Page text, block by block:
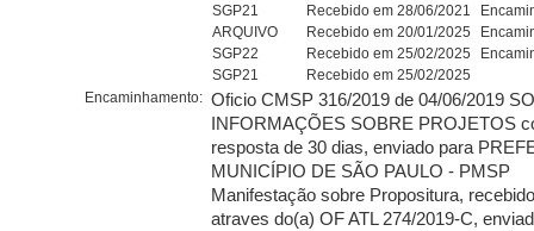
SGP21
Recebido em 28/06/2021
ARQUIVO
Recebido em 20/01/2025
SGP22
Recebido em 25/02/2025
SGP21
Recebido em 25/02/2025
Encaminhamento: Oficio CMSP 316/2019 de 04/06/2019
INFORMAÇÕES SOBRE PROJETOS
resposta de 30 dias, enviado para
MUNICÍPIO DE SÃO PAULO - PMSP
Manifestação sobre Propositura,
atraves do(a) OF ATL 274/2019-C,